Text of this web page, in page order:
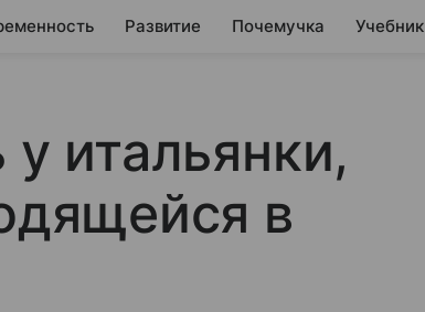
Развитие Почемучка Учебник
итальянки,
в